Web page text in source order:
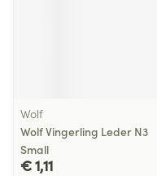
Wolf
Wolf Vingerling Leder N3
Small
€ 1,11